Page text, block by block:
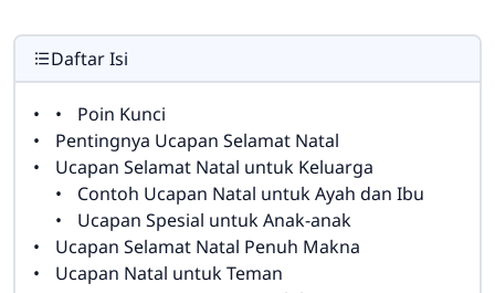
Daftar Isi
Poin Kunci
Pentingnya Ucapan Selamat Natal
Ucapan Selamat Natal untuk Keluarga
Contoh Ucapan Natal untuk Ayah dan Ibu
Ucapan Spesial untuk Anak-anak
Ucapan Selamat Natal Penuh Makna
Ucapan Natal untuk Teman